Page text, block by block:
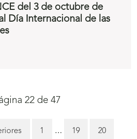
del 3 de octubre de
Día Internacional de las
22 de 47
1 ... Página
19 Página
20